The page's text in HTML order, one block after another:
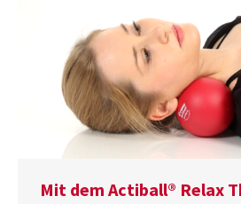
Mit dem Actiball® Relax